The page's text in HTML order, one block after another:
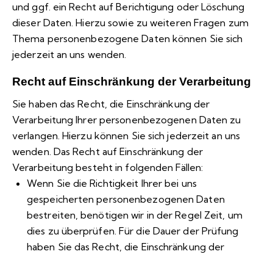
und ggf. ein Recht auf Berichtigung oder Löschung
dieser Daten. Hierzu sowie zu weiteren Fragen zum
Thema personenbezogene Daten können Sie sich
jederzeit an uns wenden.
Recht auf Einschränkung der Verarbeitung
Sie haben das Recht, die Einschränkung der
Verarbeitung Ihrer personenbezogenen Daten zu
verlangen. Hierzu können Sie sich jederzeit an uns
wenden. Das Recht auf Einschränkung der
Verarbeitung besteht in folgenden Fällen:
Wenn Sie die Richtigkeit Ihrer bei uns
gespeicherten personenbezogenen Daten
bestreiten, benötigen wir in der Regel Zeit, um
dies zu überprüfen. Für die Dauer der Prüfung
haben Sie das Recht, die Einschränkung der